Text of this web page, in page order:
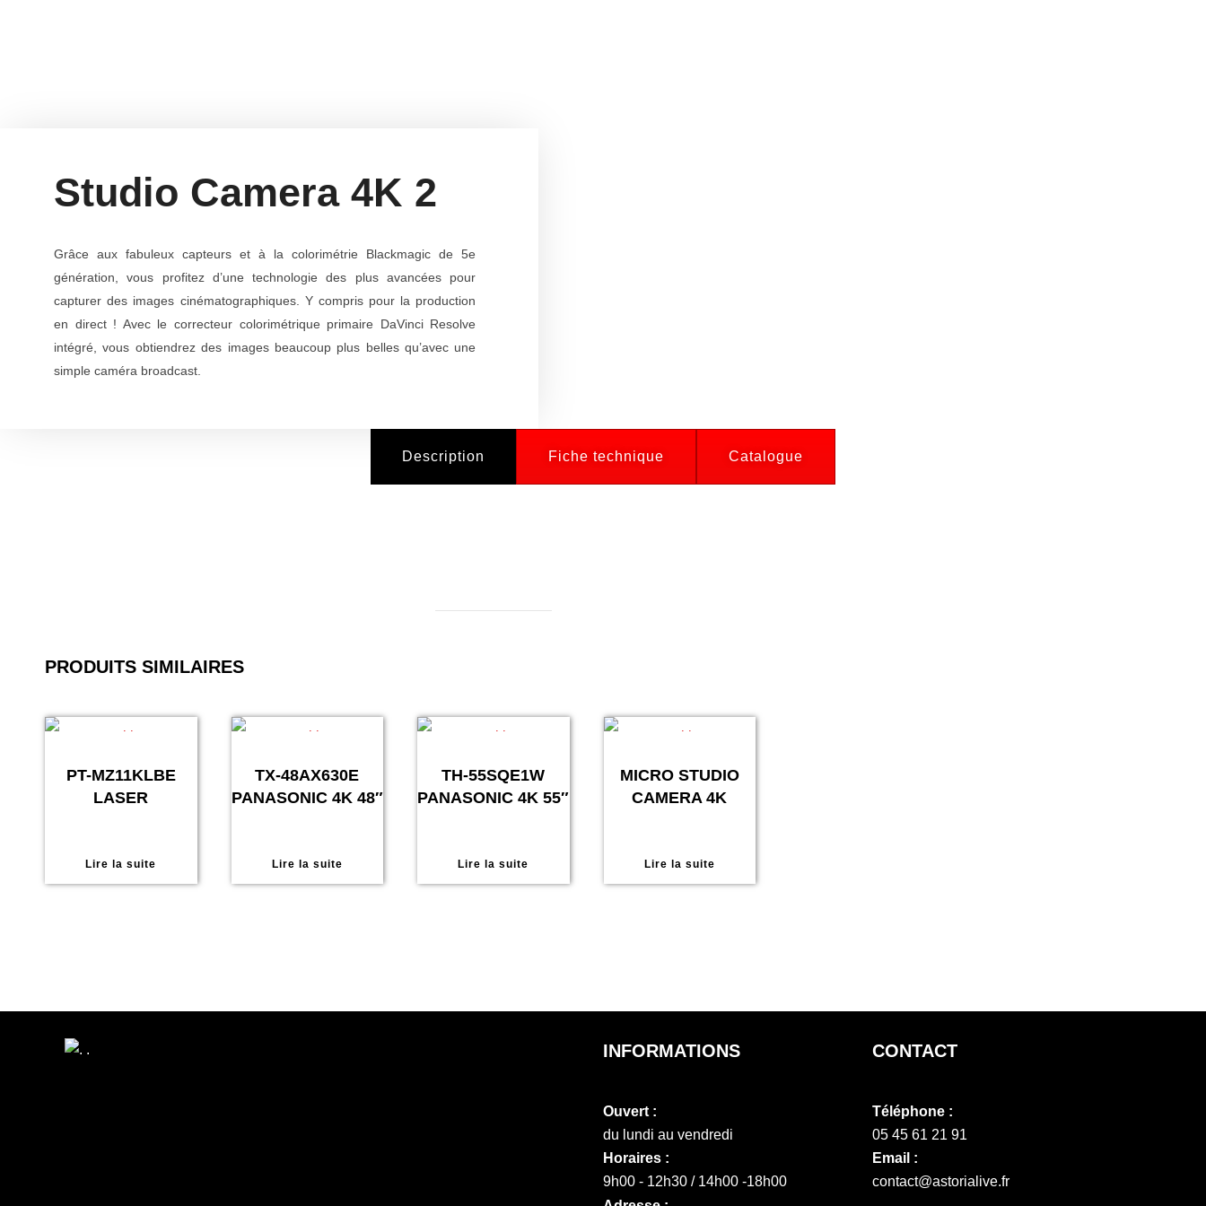
Studio Camera 4K 2
Grâce aux fabuleux capteurs et à la colorimétrie Blackmagic de 5e
génération, vous profitez d’une technologie des plus avancées pour
capturer des images cinématographiques. Y compris pour la production
en direct ! Avec le correcteur colorimétrique primaire DaVinci Resolve
intégré, vous obtiendrez des images beaucoup plus belles qu’avec une
simple caméra broadcast.
Description Fiche technique Catalogue
PRODUITS SIMILAIRES
PT-MZ11KLBE
LASER
Lire la suite
TX-48AX630E
PANASONIC 4K 48″
Lire la suite
TH-55SQE1W
PANASONIC 4K 55″
Lire la suite
MICRO STUDIO
CAMERA 4K
Lire la suite
INFORMATIONS
Ouvert :
du lundi au vendredi
Horaires :
9h00 - 12h30 / 14h00 -18h00
CONTACT
Téléphone :
05 45 61 21 91
Email :
contact@astorialive.fr